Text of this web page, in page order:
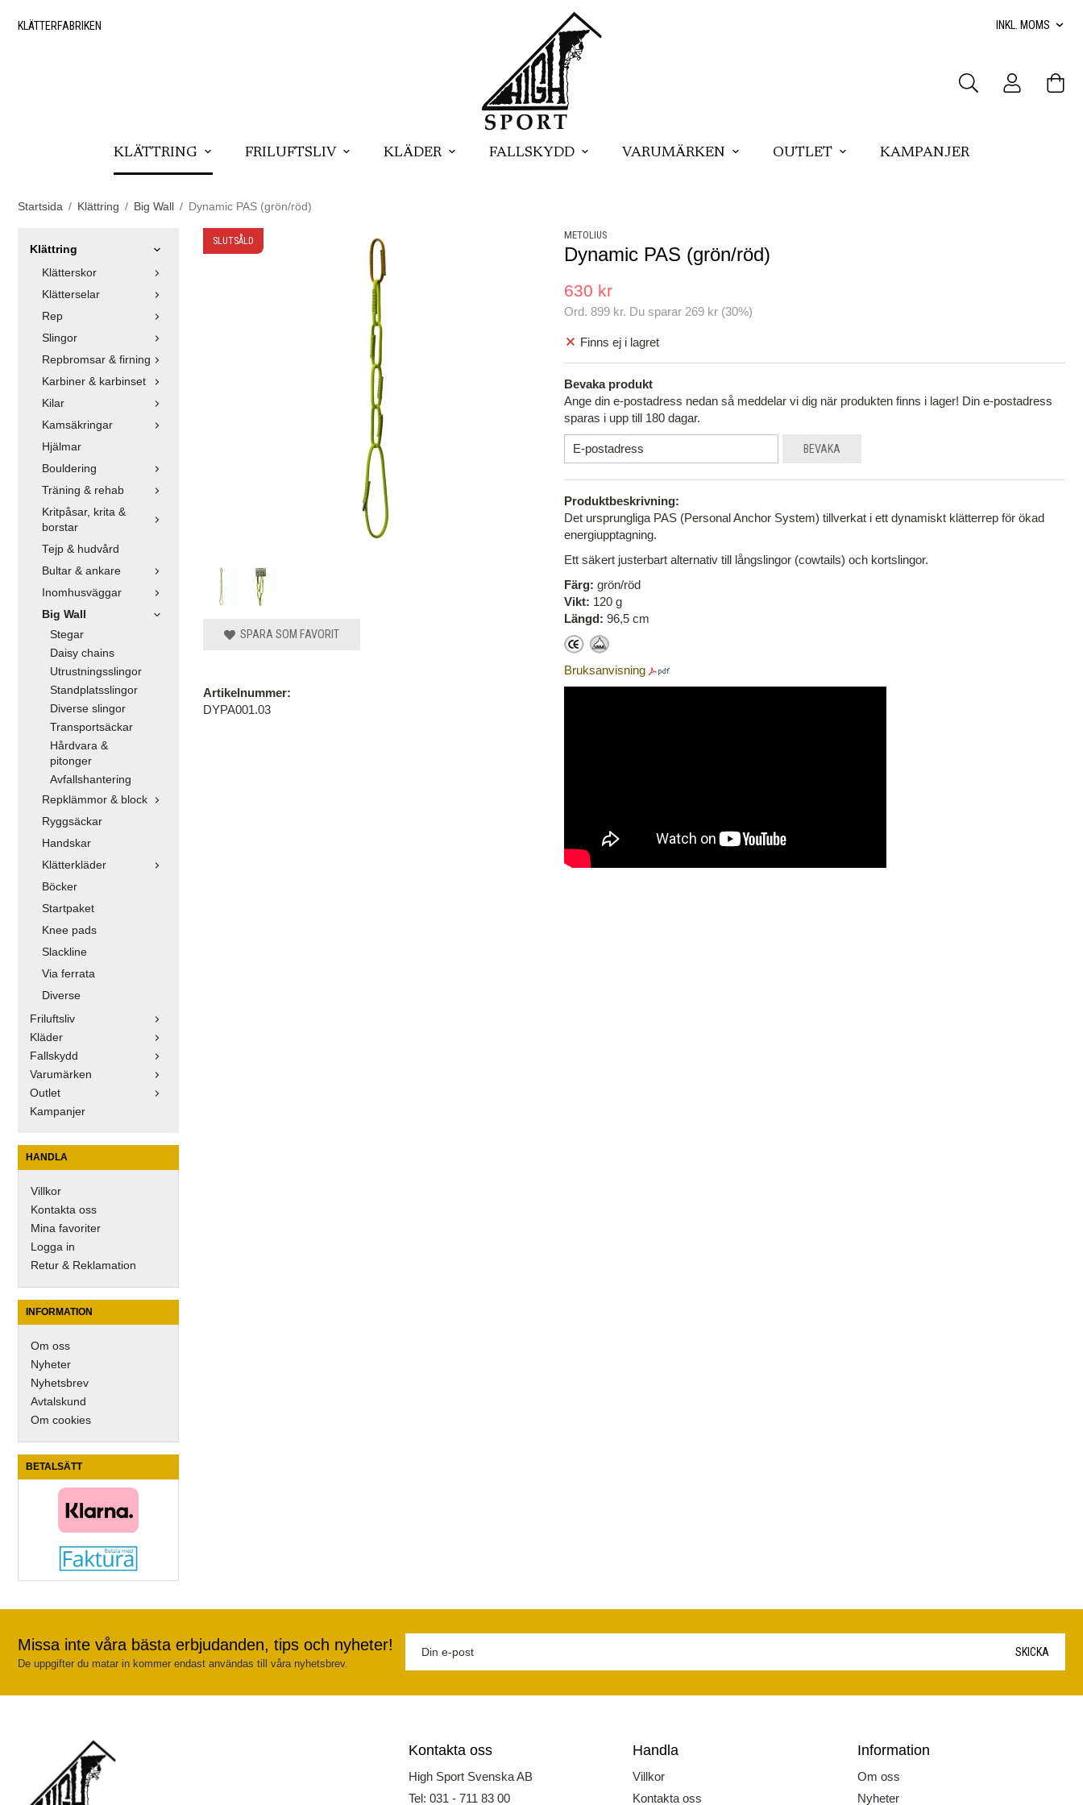
KLÄTTERFABRIKEN
KLÄTTRING FRILUFTSLIV KLÄDER FALLSKYDD VARUMÄRKEN OUTLET KAMPANJER
Startsida / Klättring / Big Wall / Dynamic PAS (grön/röd)
Klättring
Klätterskor
Klätterselar
Rep
Slingor
Repbromsar & firning
Karbiner & karbinset
Kilar
Kamsäkringar
Hjälmar
Bouldering
Träning & rehab
Kritpåsar, krita &
borstar
Tejp & hudvård
Bultar & ankare
Inomhusväggar
Big Wall
Stegar
Daisy chains
Utrustningsslingor
Standplatsslingor
Diverse slingor
Transportsäckar
Hårdvara &
pitonger
Avfallshantering
Repklämmor & block
Ryggsäckar
Handskar
Klätterkläder
Böcker
Startpaket
Knee pads
Slackline
Via ferrata
Diverse
Friluftsliv
Kläder
Fallskydd
Varumärken
Outlet
Kampanjer
HANDLA
Villkor
Kontakta oss
Mina favoriter
Logga in
Retur & Reklamation
INFORMATION
Om oss
Nyheter
Nyhetsbrev
Avtalskund
Om cookies
BETALSÄTT
SLUTSÅLD METOLIUS
Dynamic PAS (grön/röd)
630 kr
Ord. 899 kr. Du sparar 269 kr (30%)
Finns ej i lagret
Bevaka produkt
Ange din e-postadress nedan så meddelar vi dig när produkten finns i lager! Din e-postadress
sparas i upp till 180 dagar.
BEVAKA
Produktbeskrivning:
Det ursprungliga PAS (Personal Anchor System) tillverkat i ett dynamiskt klätterrep för ökad
energiupptagning.
Ett säkert justerbart alternativ till långslingor (cowtails) och kortslingor.
Färg: grön/röd
Vikt: 120 g
Längd: 96,5 cm
Bruksanvisning
SPARA SOM FAVORIT
Artikelnummer:
DYPA001.03
Missa inte våra bästa erbjudanden, tips och nyheter!
De uppgifter du matar in kommer endast användas till våra nyhetsbrev.
SKICKA
Kontakta oss
High Sport Svenska AB
Tel: 031 - 711 83 00
Handla
Villkor
Kontakta oss
Information
Om oss
Nyheter